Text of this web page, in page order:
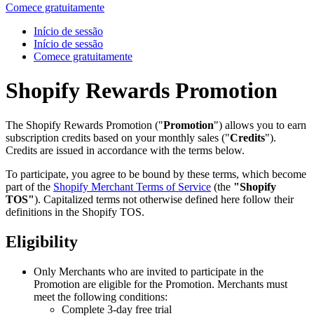
Comece gratuitamente
Início de sessão
Início de sessão
Comece gratuitamente
Shopify Rewards Promotion
The Shopify Rewards Promotion ("Promotion") allows you to earn
subscription credits based on your monthly sales ("Credits").
Credits are issued in accordance with the terms below.
To participate, you agree to be bound by these terms, which become
part of the Shopify Merchant Terms of Service (the "Shopify
TOS"). Capitalized terms not otherwise defined here follow their
definitions in the Shopify TOS.
Eligibility
Only Merchants who are invited to participate in the
Promotion are eligible for the Promotion. Merchants must
meet the following conditions:
Complete 3-day free trial